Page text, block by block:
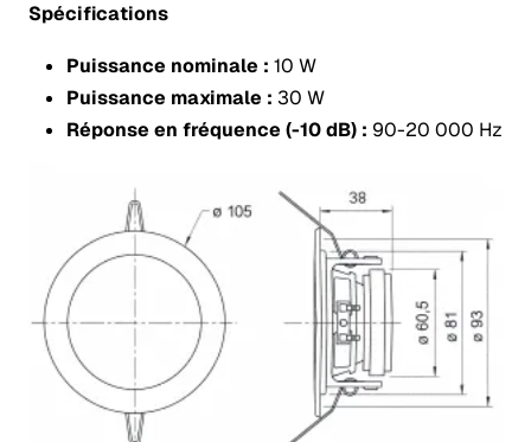
Spécifications
Puissance nominale : 10 W
Puissance maximale : 30 W
Réponse en fréquence (-10 dB) : 90-20 000 Hz